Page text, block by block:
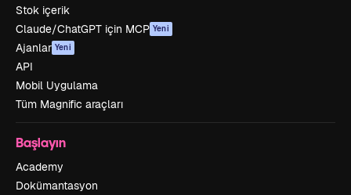
Stok içerik
Claude/ChatGPT için MCP Yeni
Ajanlar Yeni
API
Mobil Uygulama
Tüm Magnific araçları
Başlayın
Academy
Dokümantasyon